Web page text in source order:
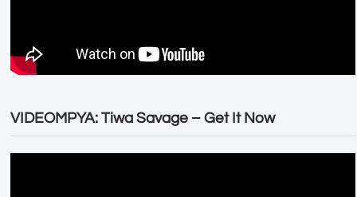
VIDEOMPYA: Tiwa Savage – Get It Now